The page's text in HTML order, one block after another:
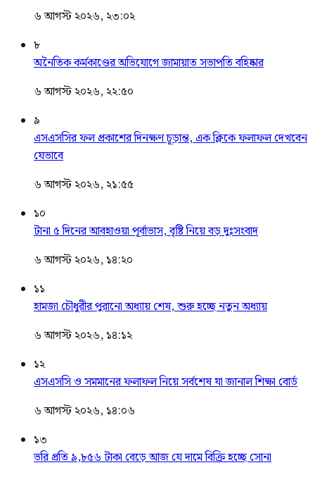
৬ আগস্ট ২০২৬, ২৩:০২
৮
অনৈতিক কর্মকাণ্ডের অভিযোগে জামায়াত সভাপতি বহিষ্কার
৬ আগস্ট ২০২৬, ২২:৫০
৯
এসএসসির ফল প্রকাশের দিনক্ষণ চূড়ান্ত, এক ক্লিকে ফলাফল দেখবেন
যেভাবে
৬ আগস্ট ২০২৬, ২১:৫৫
১০
টানা ৫ দিনের আবহাওয়া পূর্বাভাস, বৃষ্টি নিয়ে বড় দুঃসংবাদ
৬ আগস্ট ২০২৬, ১৪:২০
১১
হামজা চৌধুরীর পুরানো অধ্যায় শেষ, শুরু হচ্ছে নতুন অধ্যায়
৬ আগস্ট ২০২৬, ১৪:১২
১২
এসএসসি ও সমমানের ফলাফল নিয়ে সর্বশেষ যা জানাল শিক্ষা বোর্ড
৬ আগস্ট ২০২৬, ১৪:০৬
১৩
ভরি প্রতি ৯,৮৫৬ টাকা বেড়ে আজ যে দামে বিক্রি হচ্ছে সোনা